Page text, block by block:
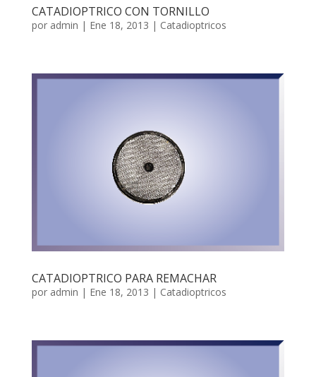
CATADIOPTRICO CON TORNILLO
por admin | Ene 18, 2013 | Catadioptricos
CATADIOPTRICO PARA REMACHAR
por admin | Ene 18, 2013 | Catadioptricos